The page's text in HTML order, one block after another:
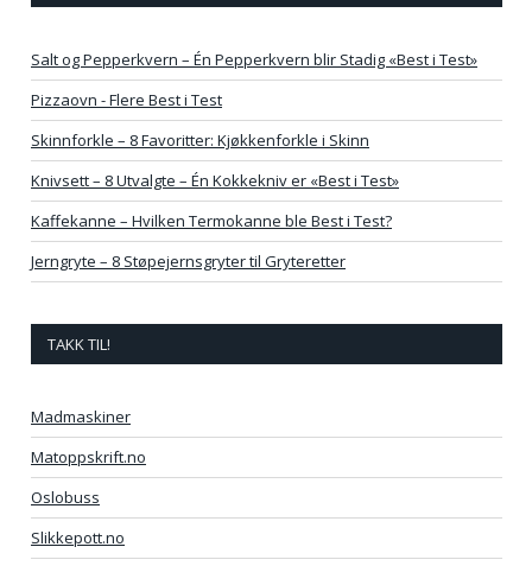
Salt og Pepperkvern – Én Pepperkvern blir Stadig «Best i Test»
Pizzaovn - Flere Best i Test
Skinnforkle – 8 Favoritter: Kjøkkenforkle i Skinn
Knivsett – 8 Utvalgte – Én Kokkekniv er «Best i Test»
Kaffekanne – Hvilken Termokanne ble Best i Test?
Jerngryte – 8 Støpejernsgryter til Gryteretter
TAKK TIL!
Madmaskiner
Matoppskrift.no
Oslobuss
Slikkepott.no